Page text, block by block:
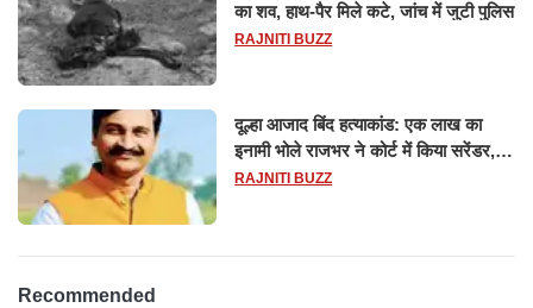
का शव, हाथ-पैर मिले कटे, जांच में जुटी पुलिस
RAJNITI BUZZ
दूल्हा आजाद बिंद हत्याकांड: एक लाख का
इनामी भोले राजभर ने कोर्ट में किया सरेंडर,
14 दिन के लिए भेजा गया जेल
RAJNITI BUZZ
Recommended